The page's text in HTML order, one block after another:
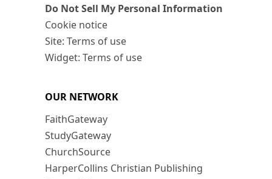
Do Not Sell My Personal Information
Cookie notice
Site: Terms of use
Widget: Terms of use
OUR NETWORK
FaithGateway
StudyGateway
ChurchSource
HarperCollins Christian Publishing